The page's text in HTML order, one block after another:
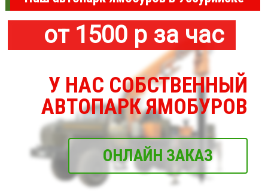
от 1500 р за час
У НАС СОБСТВЕННЫЙ
АВТОПАРК ЯМОБУРОВ
ОНЛАЙН ЗАКАЗ